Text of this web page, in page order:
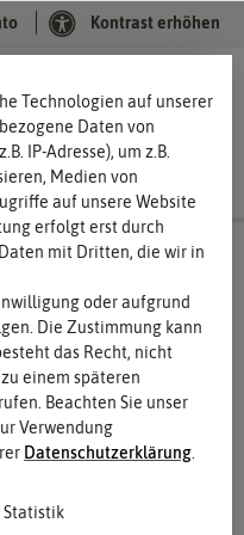
Kontrast erhöhen
Technologien auf unserer
Daten von
IP-Adresse), um z.B.
Medien von
auf unsere Website
erfolgt erst durch
mit Dritten, die wir in
oder aufgrund
Die Zustimmung kann
das Recht, nicht
einem späteren
Beachten Sie unser
Verwendung
Daten­schutz­erklärung.
Statistik